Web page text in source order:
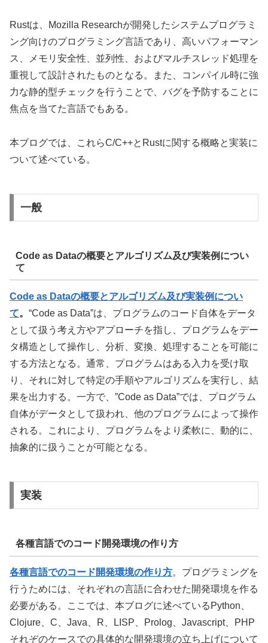
Rustは、Mozilla Researchが開発したシステムプログラミ
ング向けのプログラミング言語であり、高いパフォーマン
ス、メモリ安全性、並列性、およびマルチスレッド処理を
重視して設計されたものとなる。また、コンパイル時に強
力な静的型チェックを行うことで、バグを予防することに
焦点を当てた言語でもある。
本ブログでは、これらC/C++とRustに関する概略と実装に
ついて述べている。
一般
Code as Dataの概要とアルゴリズム及び実装例につい
て
Code as Dataの概要とアルゴリズム及び実装例につい
て。 “Code as Data”は、プログラムのコード自体をデータ
として扱う考え方やアプローチを指し、プログラムをデー
タ構造として操作し、分析、変換、処理することを可能に
する方法となる。通常、プログラムはある入力を受け取
り、それに対して特定の手順やアルゴリズムを実行し、結
果を出力する。一方で、”Code as Data”では、プログラム
自体がデータとして扱われ、他のプログラムによって操作
される。これにより、プログラムをより柔軟に、動的に、
抽象的に扱うことが可能となる。
実装
各種言語でのコード開発環境の作り方
各種言語でのコード開発環境の作り方。プログラミングを
行うためには、それぞれの言語に合わせた開発環境を作る
必要がある。ここでは、本ブログに述べているPython、
Clojure、C、Java、R、LISP、Prolog、Javascript、PHP
それぞのケースでの具体的な開発環境の立ち上げについて